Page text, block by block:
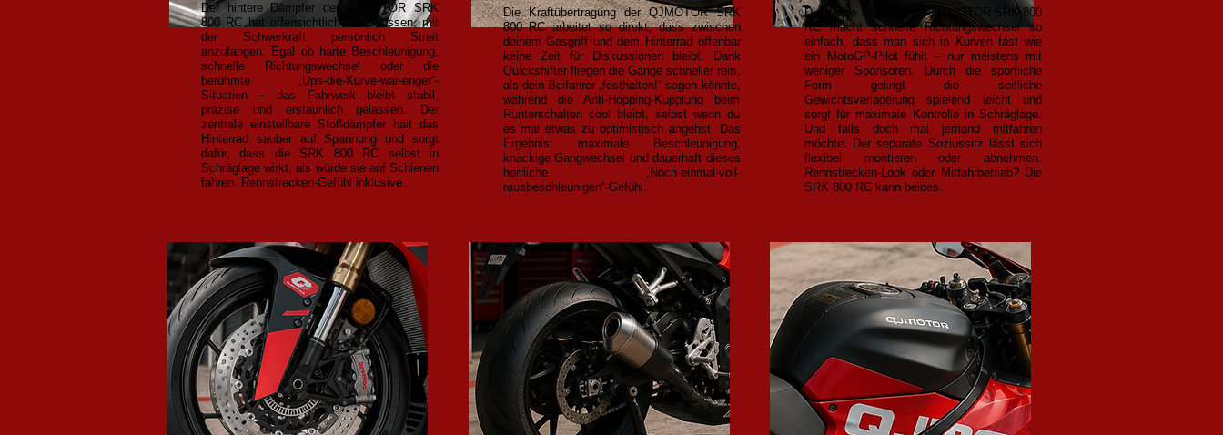
Der hintere Dämpfer der QJMOTOR SRK
800 RC hat offensichtlich beschlossen, mit
der Schwerkraft persönlich Streit
anzufangen. Egal ob harte Beschleunigung,
schnelle Richtungswechsel oder die
berühmte „Ups-die-Kurve-war-enger“-
Situation – das Fahrwerk bleibt stabil,
präzise und erstaunlich gelassen. Der
zentrale einstellbare Stoßdämpfer hält das
Hinterrad sauber auf Spannung und sorgt
dafür, dass die SRK 800 RC selbst in
Schräglage wirkt, als würde sie auf Schienen
fahren. Rennstrecken-Gefühl inklusive.
Die Kraftübertragung der QJMOTOR SRK
800 RC arbeitet so direkt, dass zwischen
deinem Gasgriff und dem Hinterrad offenbar
keine Zeit für Diskussionen bleibt. Dank
Quickshifter fliegen die Gänge schneller rein,
als dein Beifahrer „festhalten!“ sagen könnte,
während die Anti-Hopping-Kupplung beim
Runterschalten cool bleibt, selbst wenn du
es mal etwas zu optimistisch angehst. Das
Ergebnis: maximale Beschleunigung,
knackige Gangwechsel und dauerhaft dieses
herrliche „Noch-einmal-voll-
rausbeschleunigen“-Gefühl.
Die flache Sitzbank der QJMOTOR SRK 800
RC macht schnelle Richtungswechsel so
einfach, dass man sich in Kurven fast wie
ein MotoGP-Pilot fühlt – nur meistens mit
weniger Sponsoren. Durch die sportliche
Form gelingt die seitliche
Gewichtsverlagerung spielend leicht und
sorgt für maximale Kontrolle in Schräglage.
Und falls doch mal jemand mitfahren
möchte: Der separate Soziussitz lässt sich
flexibel montieren oder abnehmen.
Rennstrecken-Look oder Mitfahrbetrieb? Die
SRK 800 RC kann beides.